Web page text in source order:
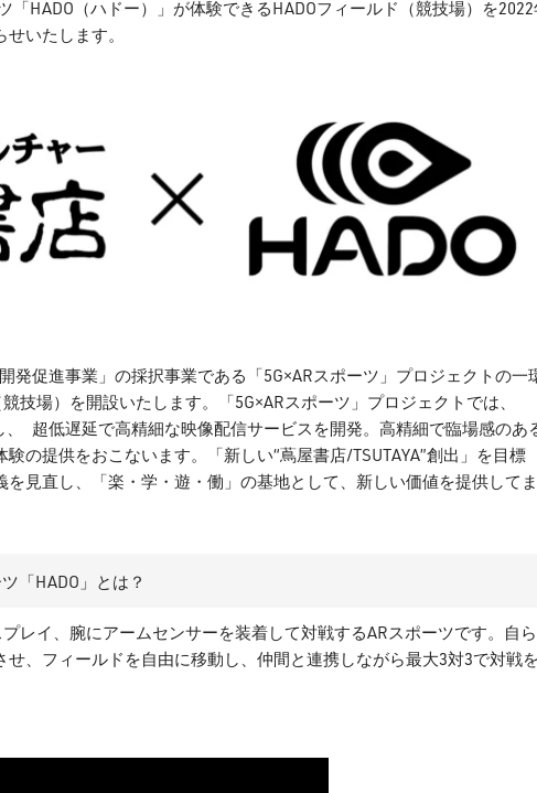
「HADO（ハドー）」が体験できるHADOフィールド（競技場）を
いたします。
発促進事業」の採択事業である「5G×ARスポーツ」プロジェクトの一
技場）を開設いたします。「5G×ARスポーツ」プロジェクトでは、
、 超低遅延で高精細な映像配信サービスを開発。高精細で臨場感のあ
の提供をおこないます。「新しい“蔦屋書店/TSUTAYA”創出」を目標
見直し、「楽・学・遊・働」の基地として、新しい価値を提供して
「HADO」とは？
プレイ、腕にアームセンサーを装着して対戦するARスポーツです。自
、フィールドを自由に移動し、仲間と連携しながら最大3対3で対戦を